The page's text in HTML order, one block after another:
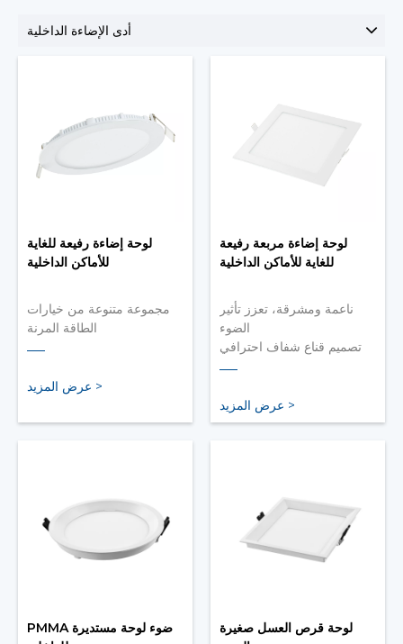
أدى الإضاءة الداخلية
لوحة إضاءة رفيعة للغاية
للأماكن الداخلية
مجموعة متنوعة من خيارات
الطاقة المرنة
تصميم ألومنيوم متكامل دقيق
السقف المنخفض
عرض المزيد >
لوحة إضاءة مربعة رفيعة
للغاية للأماكن الداخلية
ناعمة ومشرقة، تعزز تأثير
الضوء
تصميم قناع شفاف احترافي
من الدرجة البصرية
للغاية، مناسب للأسقف
المنخفضة
عرض المزيد >
PMMA ضوء لوحة مستديرة
لوحة قرص العسل صغيرة